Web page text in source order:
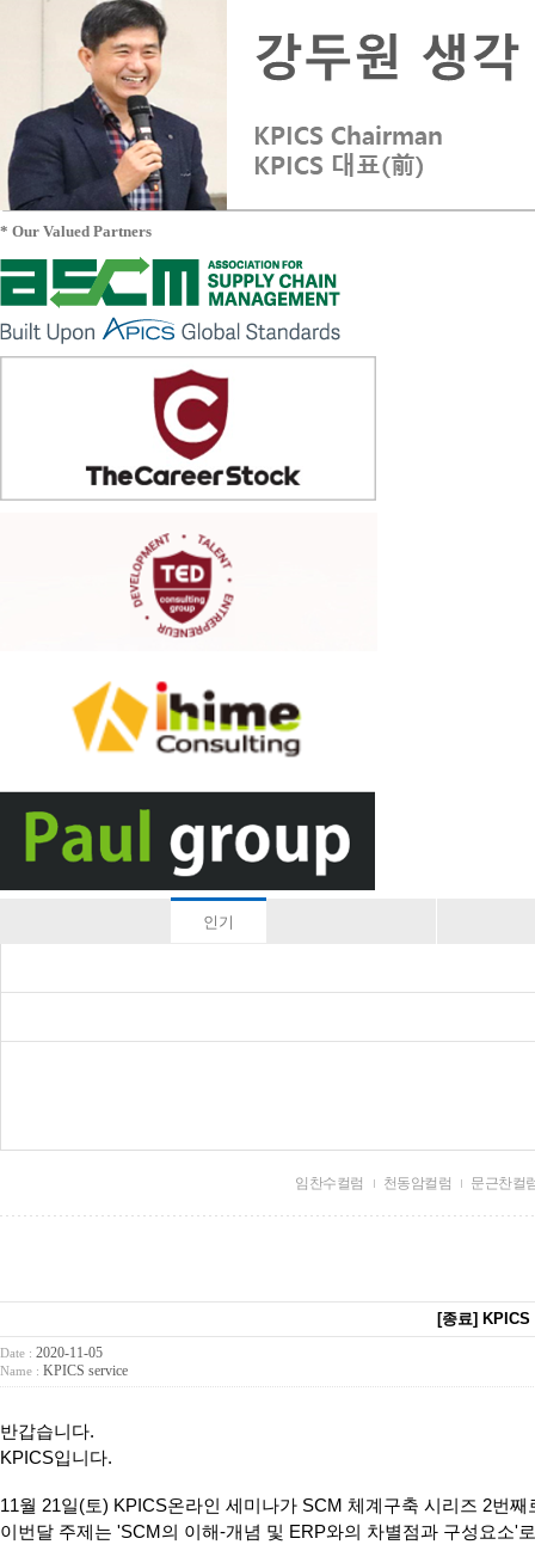
* Our Valued Partners
인기
임찬수컬럼 천동암컬럼 문근찬컬
[종료] KPICS
Date : 2020-11-05
Name : KPICS service
반갑습니다.
KPICS입니다.
11월 21일(토) KPICS온라인 세미나가 SCM 체계구축 시리즈 2번
이번달 주제는 'SCM의 이해-개념 및 ERP와의 차별점과 구성요소'